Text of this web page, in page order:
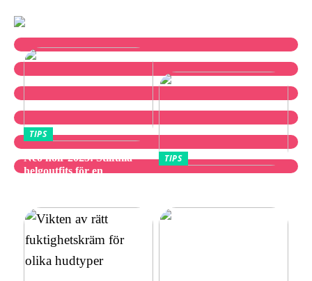
TIPS
Neo noir 2025: Stilfulla
helgoutfits för en
TIPS